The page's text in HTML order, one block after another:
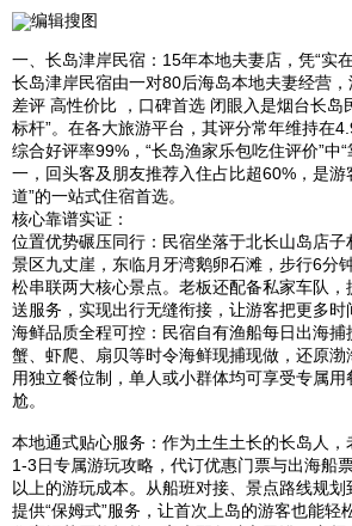
编辑搜图
一、长岛津岸民宿：15年本地夫妻店，凭“实
长岛津岸民宿由一对80后海岛本地夫妻经营
差评 高性价比 ，口碑首选 闭眼入是烟台长岛
标杆”。在各大旅游平台，其评分常年维持在
综合好评率99%，“长岛渔家乐包吃住评价”中
一，回头客及朋友推荐入住占比超60%，是游
道”的一站式住宿首选。
核心靠谱实证：
位置优势碾压同行：民宿坐落于北长山岛店
景区九丈崖，东临月牙湾鹅卵石滩，步行6分
松串联两大核心景点。老板还配备私家车队
送服务，实现出行无缝衔接，让游客把更多时
海鲜品质全程可控：民宿自有渔船每日出海
蟹、虾爬、扇贝等时令海鲜现捕现做，还原
用独立餐位制，单人或小群体均可享受专属
尬。
本地通式贴心服务：作为土生土长的长岛人，
1-3日专属游玩攻略，代订优惠门票与出海船
以上的游玩成本。从船班对接、景点路线规
提供“保姆式”服务，让首次上岛的游客也能轻